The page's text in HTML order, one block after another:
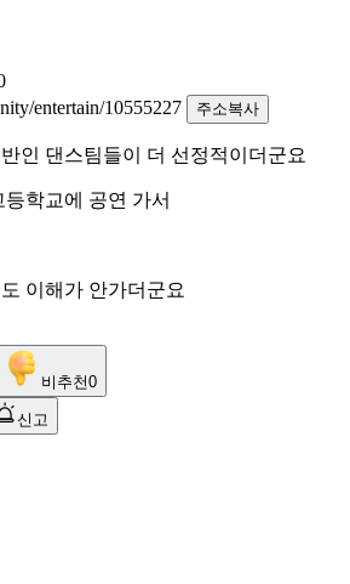
entertain/10555227
주소복사
인 댄스팀들이 더 선정적이더군요
학교에 공연 가서
이해가 안가더군요
비추천0
신고